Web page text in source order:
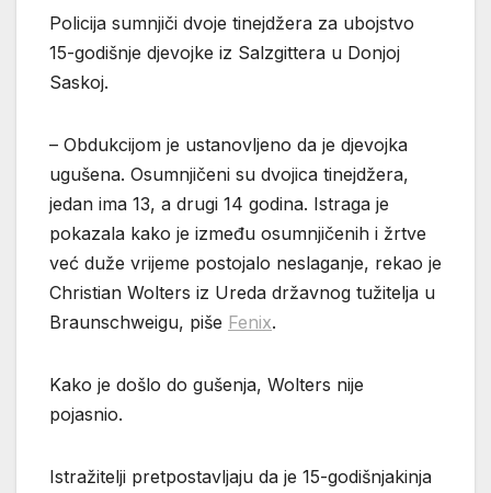
Policija sumnjiči dvoje tinejdžera za ubojstvo
15-godišnje djevojke iz Salzgittera u Donjoj
Saskoj.
– Obdukcijom je ustanovljeno da je djevojka
ugušena. Osumnjičeni su dvojica tinejdžera,
jedan ima 13, a drugi 14 godina. Istraga je
pokazala kako je između osumnjičenih i žrtve
već duže vrijeme postojalo neslaganje, rekao je
Christian Wolters iz Ureda državnog tužitelja u
Braunschweigu, piše Fenix.
Kako je došlo do gušenja, Wolters nije
pojasnio.
Istražitelji pretpostavljaju da je 15-godišnjakinja